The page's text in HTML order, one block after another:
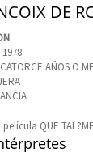
DE
AÑOS O